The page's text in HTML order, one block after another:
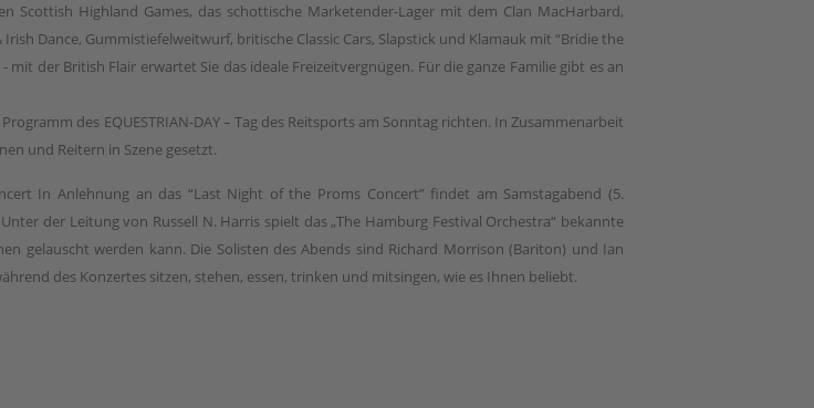
Scottish Highland Games, das schottische Marketender-Lager mit dem Clan MacHarbard,
Dance, Gummistiefelweitwurf, britische Classic Cars, Slapstick und Klamauk mit “Bridie the
der British Flair erwartet Sie das ideale Freizeitvergnügen. Für die ganze Familie gibt es an
des EQUESTRIAN-DAY – Tag des Reitsports am Sonntag richten. In Zusammenarbeit
und Reitern in Szene gesetzt.
In Anlehnung an das “Last Night of the Proms Concert” findet am Samstagabend (5.
der Leitung von Russell N. Harris spielt das „The Hamburg Festival Orchestra“ bekannte
gelauscht werden kann. Die Solisten des Abends sind Richard Morrison (Bariton) und Ian
des Konzertes sitzen, stehen, essen, trinken und mitsingen, wie es Ihnen beliebt.